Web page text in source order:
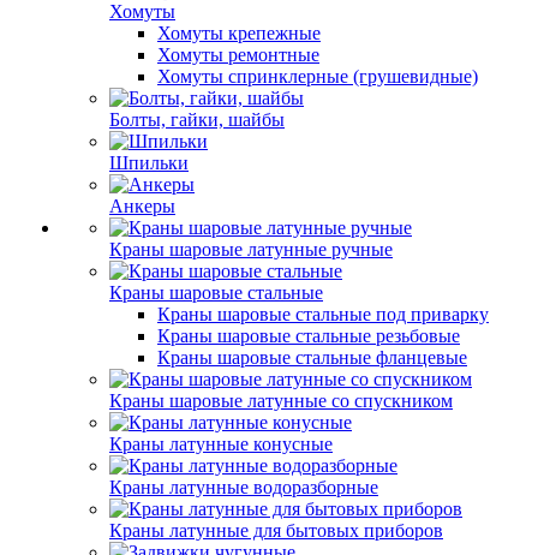
Хомуты
Хомуты крепежные
Хомуты ремонтные
Хомуты спринклерные (грушевидные)
Болты, гайки, шайбы
Шпильки
Анкеры
Краны шаровые латунные ручные
Краны шаровые стальные
Краны шаровые стальные под приварку
Краны шаровые стальные резьбовые
Краны шаровые стальные фланцевые
Краны шаровые латунные со спускником
Краны латунные конусные
Краны латунные водоразборные
Краны латунные для бытовых приборов